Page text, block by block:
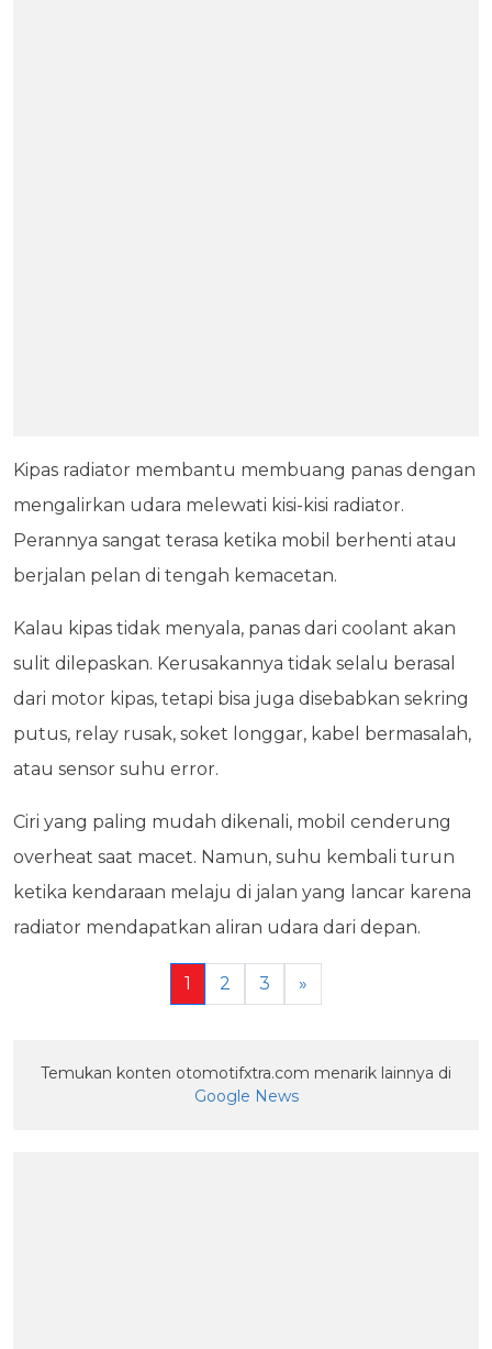
Kipas radiator membantu membuang panas dengan
mengalirkan udara melewati kisi-kisi radiator.
Perannya sangat terasa ketika mobil berhenti atau
berjalan pelan di tengah kemacetan.
Kalau kipas tidak menyala, panas dari coolant akan
sulit dilepaskan. Kerusakannya tidak selalu berasal
dari motor kipas, tetapi bisa juga disebabkan sekring
putus, relay rusak, soket longgar, kabel bermasalah,
atau sensor suhu error.
Ciri yang paling mudah dikenali, mobil cenderung
overheat saat macet. Namun, suhu kembali turun
ketika kendaraan melaju di jalan yang lancar karena
radiator mendapatkan aliran udara dari depan.
1 2 3 »
Temukan konten otomotifxtra.com menarik lainnya di
Google News